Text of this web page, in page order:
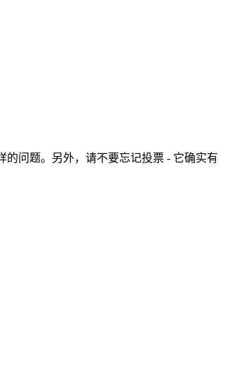
问题。另外，请不要忘记投票 - 它确实有